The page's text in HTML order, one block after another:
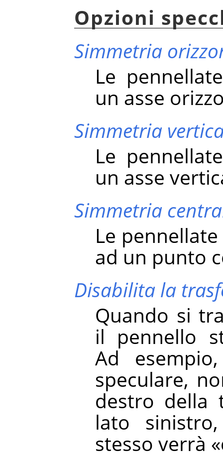
Opzioni
Simmetria
Le
un asse
Simmetria
Le
un asse
Simmetria
Le
ad un punto
Disabilita la
Quando si
il pennello
Ad
speculare,
destro della
lato
stesso verrà «